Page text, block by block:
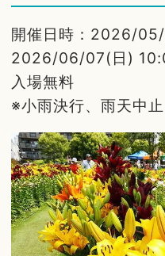
開催日時：2026/
2026/06/07(日)
入場無料
※小雨決行、雨天中止